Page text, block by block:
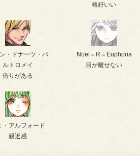
格好いい
・ドナーツ・バ
ルトロメイ
借りがある
Noel＝R＝Euphoria
目が離せない
・アルフォード
親近感